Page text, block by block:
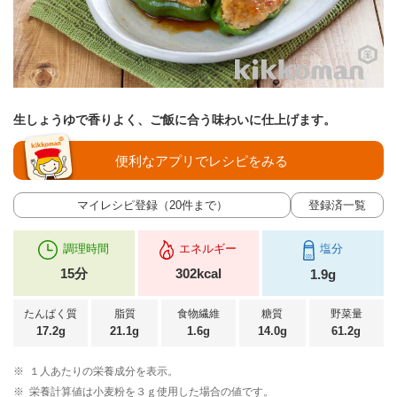
生しょうゆで香りよく、ご飯に合う味わいに仕上げます。
マイレシピ登録（20件まで） 登録済一覧
便利なアプリでレシピをみる
調理時間
15分
エネルギー
302kcal
塩分
1.9g
たんぱく質
17.2g
脂質
21.1g
食物繊維
1.6g
糖質
14.0g
野菜量
61.2g
※
１人あたりの栄養成分を表示。
※ 栄養計算値は小麦粉を３ｇ使用した場合の値です。